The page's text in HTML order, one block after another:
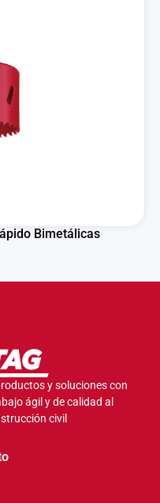
Bimetálicas
y soluciones con
ágil y de calidad al
civil